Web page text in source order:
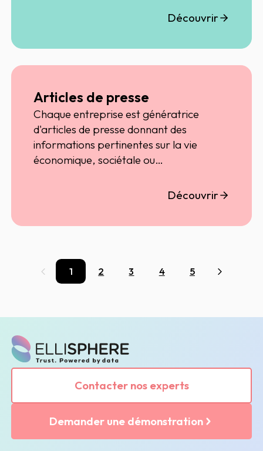
Découvrir
Articles de presse
Chaque entreprise est génératrice
d'articles de presse donnant des
informations pertinentes sur la vie
économique, sociétale ou
Découvrir
Précédent
1 2 3 4 5 Suivant
Contacter nos experts
Demander une démonstration